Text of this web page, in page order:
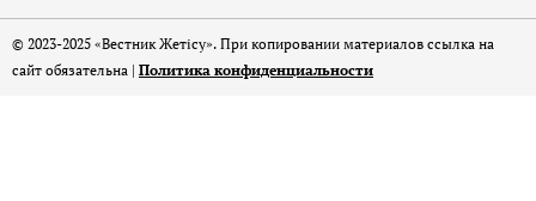
© 2023-2025 «Вестник Жетісу». При копировании материалов ссылка на
сайт обязательна | Политика конфиденциальности